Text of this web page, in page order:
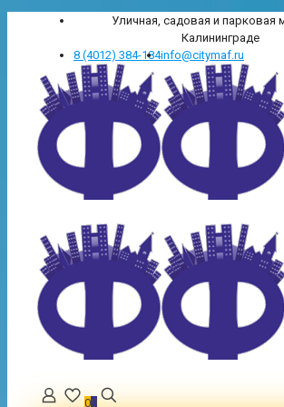
Уличная, садовая и парковая
Калининграде
8 (4012) 384-184info@citymaf.ru
00